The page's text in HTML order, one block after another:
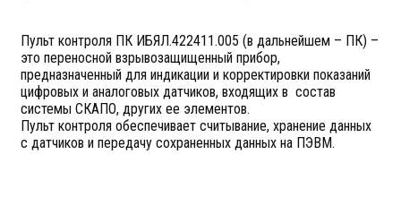
Пульт контроля ПК ИБЯЛ.422411.005 (в дальнейшем – ПК) –
это переносной взрывозащищенный прибор,
предназначенный для индикации и корректировки показаний
цифровых и аналоговых датчиков, входящих в состав
системы СКАПО, других ее элементов.
Пульт контроля обеспечивает считывание, хранение данных
с датчиков и передачу сохраненных данных на ПЭВМ.